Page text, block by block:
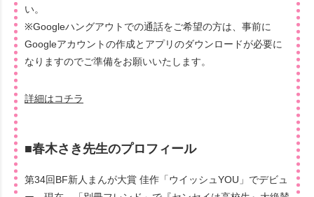
い。
※Googleハングアウトでの通話をご希望の方は、事前に
Googleアカウントの作成とアプリのダウンロードが必要に
なりますのでご準備をお願いいたします。
詳細はコチラ
■春木さき先生のプロフィール
第34回BF新人まんが大賞 佳作「ウイッシュYOU」でデビュ